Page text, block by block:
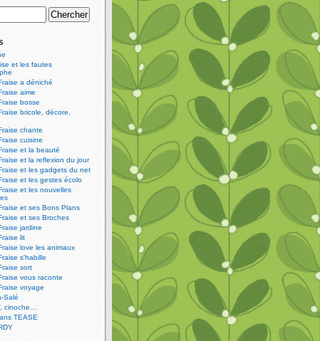
et les fautes
a déniché
aime
bosse
bricole, décore,
chante
cuisine
et la beauté
et la reflexion du jour
et les gadgets du net
et les gestes écolo
et les nouvelles
et ses Bons Plans
et ses Broches
jardine
lit
love les animaux
s'habille
sort
vous raconte
voyage
Salé
cinoche…
TEASE